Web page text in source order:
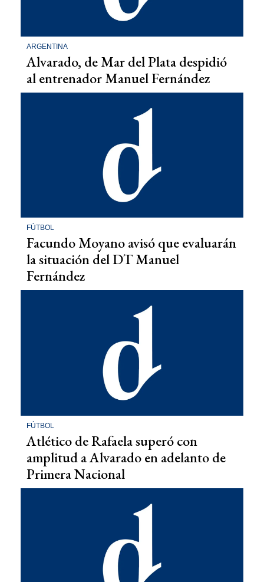
ARGENTINA
Alvarado, de Mar del Plata despidió
al entrenador Manuel Fernández
FÚTBOL
Facundo Moyano avisó que evaluarán
la situación del DT Manuel
Fernández
FÚTBOL
Atlético de Rafaela superó con
amplitud a Alvarado en adelanto de
Primera Nacional